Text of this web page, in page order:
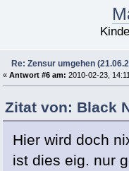
Re: Zensur umgehen
« Antwort #6 am: 2010-02-23,
Zitat von: Black
Hier wird doch
ist dies eig. nur